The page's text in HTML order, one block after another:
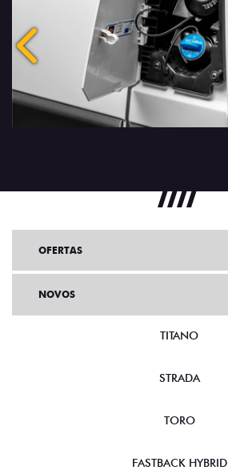
Anterior
OFERTAS
NOVOS
TITANO
STRADA
TORO
FASTBACK HYBRID